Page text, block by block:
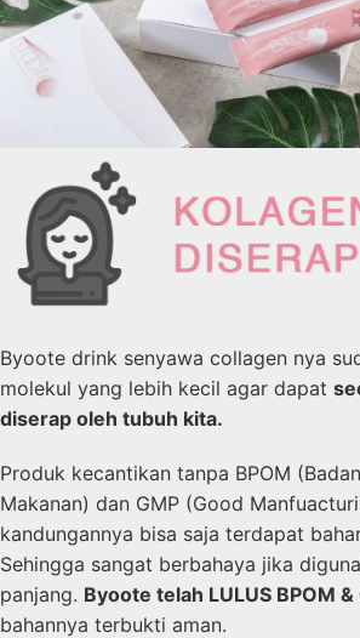
Byoote drink senyawa collagen nya
molekul yang lebih kecil agar dapat
diserap oleh tubuh kita.
Produk kecantikan tanpa BPOM
Makanan) dan GMP (Good
kandungannya bisa saja terdapat
Sehingga sangat berbahaya jika
panjang. Byoote telah LULUS BPOM &
bahannya terbukti aman.